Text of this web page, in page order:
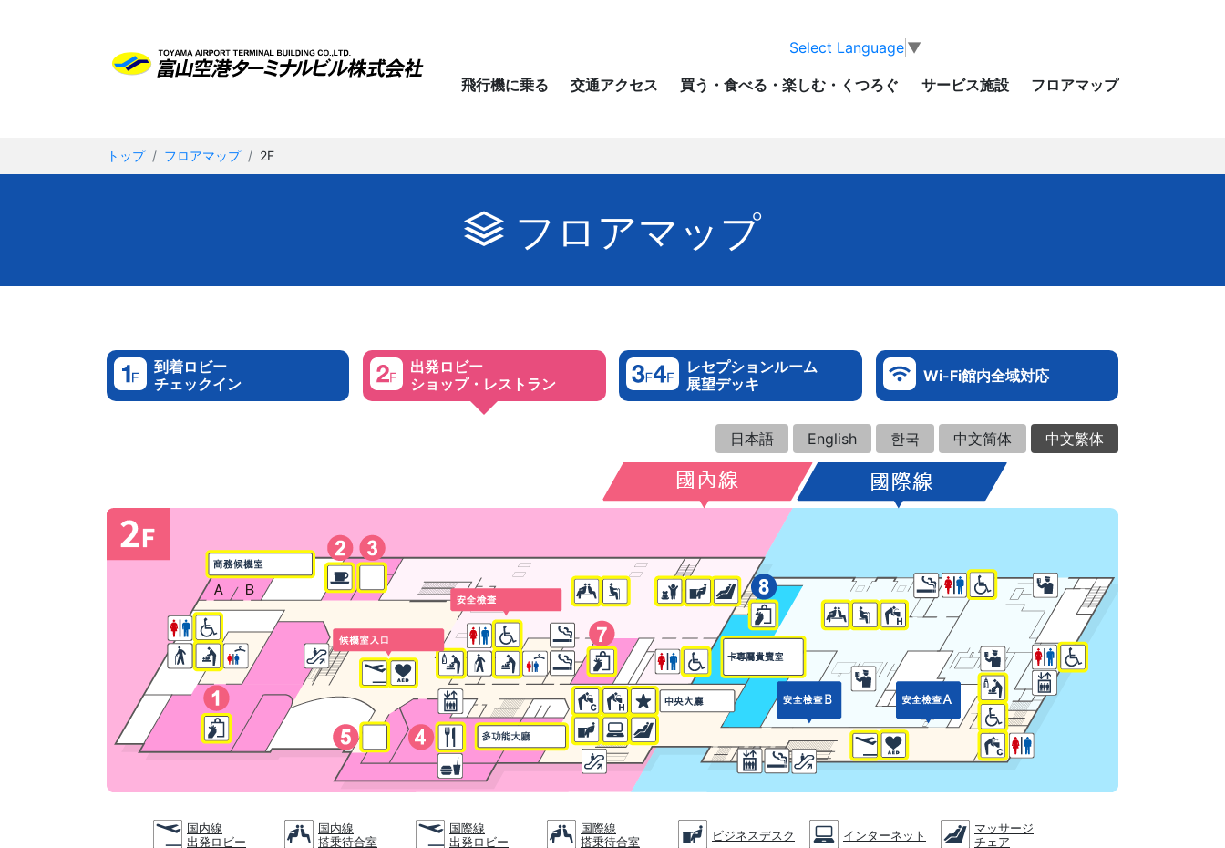
Select Language ▼
飛行機に乗る 交通アクセス 買う・食べる・楽しむ・くつろぐ サービス施設 フロアマップ
トップ フロアマップ 2F
フロアマップ
到着ロビー
チェックイン
出発ロビー
ショップ・レストラン
レセプションルーム
展望デッキ
Wi-Fi館内全域対応
日本語 English 한국 中文简体 中文繁体
国内線
出発ロビー
国内線
搭乗待合室
国際線
出発ロビー
国際線
搭乗待合室
ビジネスデスク インターネット
マッサージ
チェア